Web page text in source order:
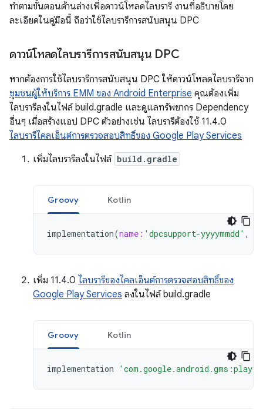
ทำตามขั้นตอนด้านล่างเพื่อดาวน์โหลดไลบรารี งานที่อธิบายโดย
ละเอียดในคู่มือนี้ ถือว่าใช้ไลบรารีการสนับสนุน DPC
ดาวน์โหลดไลบรารีการสนับสนุน DPC
หากต้องการใช้ไลบรารีการสนับสนุน DPC ให้ดาวน์โหลดไลบรารีจาก
ชุมชนผู้ให้บริการ EMM ของ Android Enterprise คุณต้องเพิ่ม
ไลบรารีลงในไฟล์ build.gradle และดูแลทรัพยากร Dependency
อื่นๆ เมื่อสร้างแอป DPC ตัวอย่างเช่น ไลบรารีต้องใช้ 11.4.0
ไลบรารีไคลเอ็นต์การตรวจสอบสิทธิ์ของ Google Play Services
เพิ่มไลบรารีลงในไฟล์ build.gradle
Groovy Kotlin
implementation(name: 'dpcsupport-yyyymmdd' ,
เพิ่ม 11.4.0 ไลบรารีของไคลเอ็นต์การตรวจสอบสิทธิ์ของ
Google Play Services ลงในไฟล์ build.gradle
Groovy Kotlin
implementation